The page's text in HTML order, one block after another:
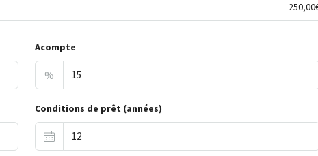
Acompte
%
Conditions de prêt (années)